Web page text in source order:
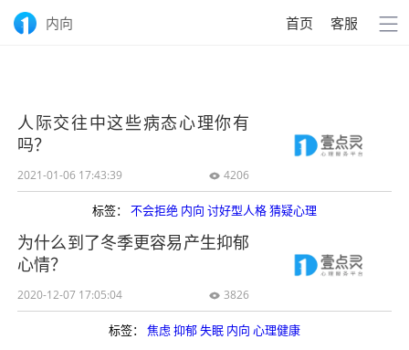
内向 首页 客服
人际交往中这些病态心理你有
吗？
2021-01-06 17:43:39  4206
标签： 不会拒绝 内向 讨好型人格猜疑心理
为什么到了冬季更容易产生抑郁
心情？
2020-12-07 17:05:04  3826
标签： 焦虑 抑郁失眠 内向 心理健康